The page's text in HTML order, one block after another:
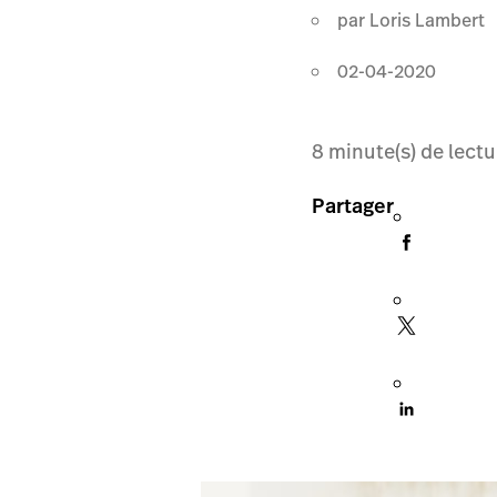
par Loris Lambert
02-04-2020
8 minute(s) de
Partager